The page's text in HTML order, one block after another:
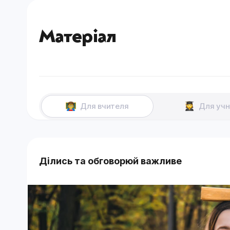
Матеріал
Для вчителя Для
Ділись та обговорюй важливе